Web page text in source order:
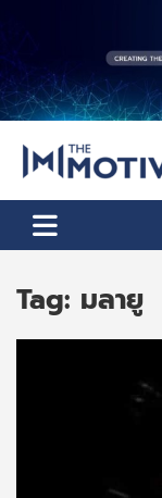
content
The
Tag: มลายู